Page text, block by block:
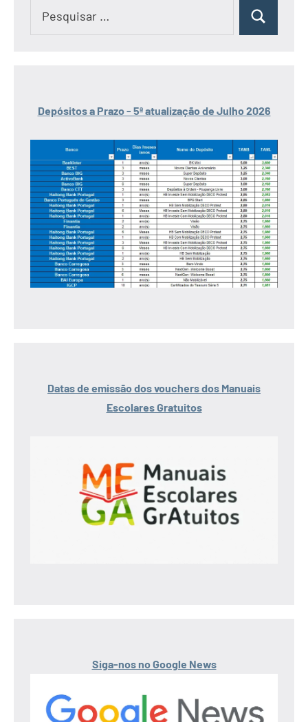
Pesquisar
Depósitos a Prazo - 5ª atualização de Julho 2026
Datas de emissão dos vouchers dos Manuais
Escolares Gratuitos
Siga-nos no Google News